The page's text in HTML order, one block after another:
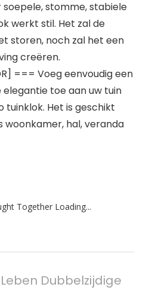
stomme, stabiele
werkt stil. Het zal de
storen, noch zal het een
creëren.
=== Voeg eenvoudig een
toe aan uw tuin
Het is geschikt
woonkamer, hal, veranda
Together Loading...
Dubbelzijdige